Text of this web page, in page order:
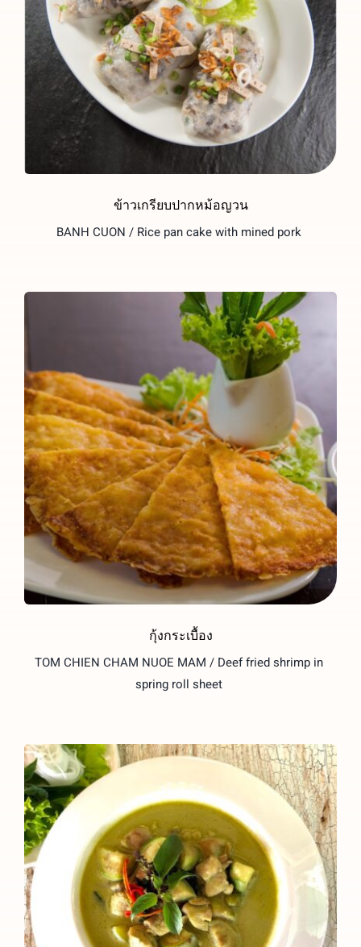
ข้าวเกรียบปากหม้อญวน
BANH CUON / Rice pan cake with mined pork
กุ้งกระเบื้อง
TOM CHIEN CHAM NUOE MAM / Deef fried shrimp in
spring roll sheet